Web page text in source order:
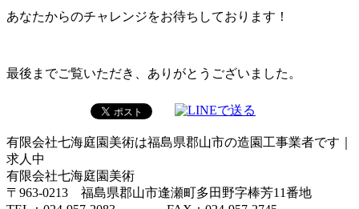
あなたからのチャレンジをお待ちしております！
最後までご覧いただき、ありがとうございました。
有限会社七海庭園美術は福島県郡山市の造園工事業者です｜
求人中
有限会社七海庭園美術
〒963-0213 福島県郡山市逢瀬町多田野字棒芳11番地